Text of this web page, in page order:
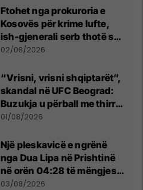
Ftohet nga prokuroria e
Kosovës për krime lufte,
ish-gjenerali serb thotë se
dikush e tradhtoi në
02/08/2026
“Vrisni, vrisni shqiptarët”,
skandal në UFC Beograd:
Buzukja u përball me thirrje
anti-shqiptare nga
01/08/2026
Një pleskavicë e ngrënë
nga Dua Lipa në Prishtinë
në orën 04:28 të mëngjesit
- dhe bota digjitale serbe
03/08/2026